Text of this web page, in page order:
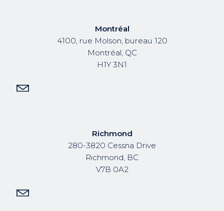
Montréal
4100, rue Molson, bureau 120
Montréal, QC
H1Y 3N1
Richmond
280-3820 Cessna Drive
Richmond, BC
V7B 0A2